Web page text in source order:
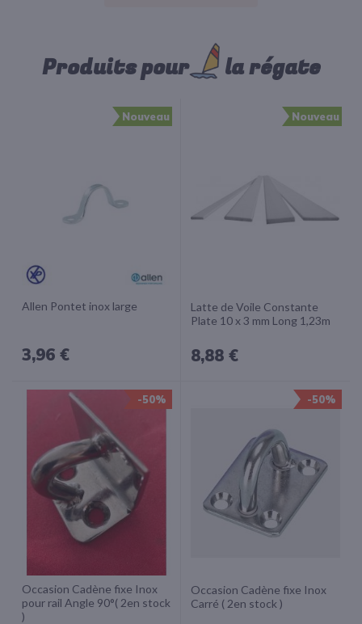
Produits pour la régate
Nouveau
Allen Pontet inox large
3,96 €
Nouveau
Latte de Voile Constante
Plate 10 x 3 mm Long 1,23m
8,88 €
-50%
Occasion Cadène fixe Inox
pour rail Angle 90°( 2en stock
)
-50%
Occasion Cadène fixe Inox
Carré ( 2en stock )